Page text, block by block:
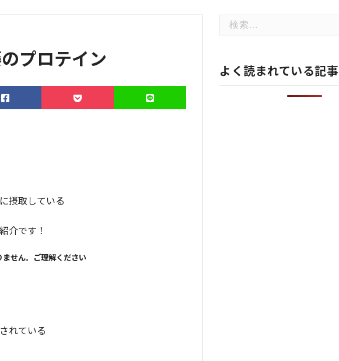
プロテイン
摂取している
介です！
せん。ご理解ください
れている
よく読まれている記事